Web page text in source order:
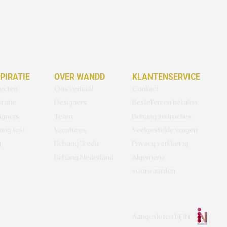
test
OVER WANDD
Ons verhaal
Designers
Team
Vacatures
Behang Breda
Behang Nederland
KLANTENSERVICE
Contact
Bestellen en betalen
Behang instructies
Veelgestelde vragen
Privacy verklaring
Algemene
voorwaarden
Aangesloten bij IN